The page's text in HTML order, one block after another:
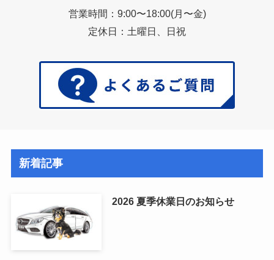
営業時間：9:00〜18:00(月〜金)
定休日：土曜日、日祝
新着記事
2026 夏季休業日のお知らせ